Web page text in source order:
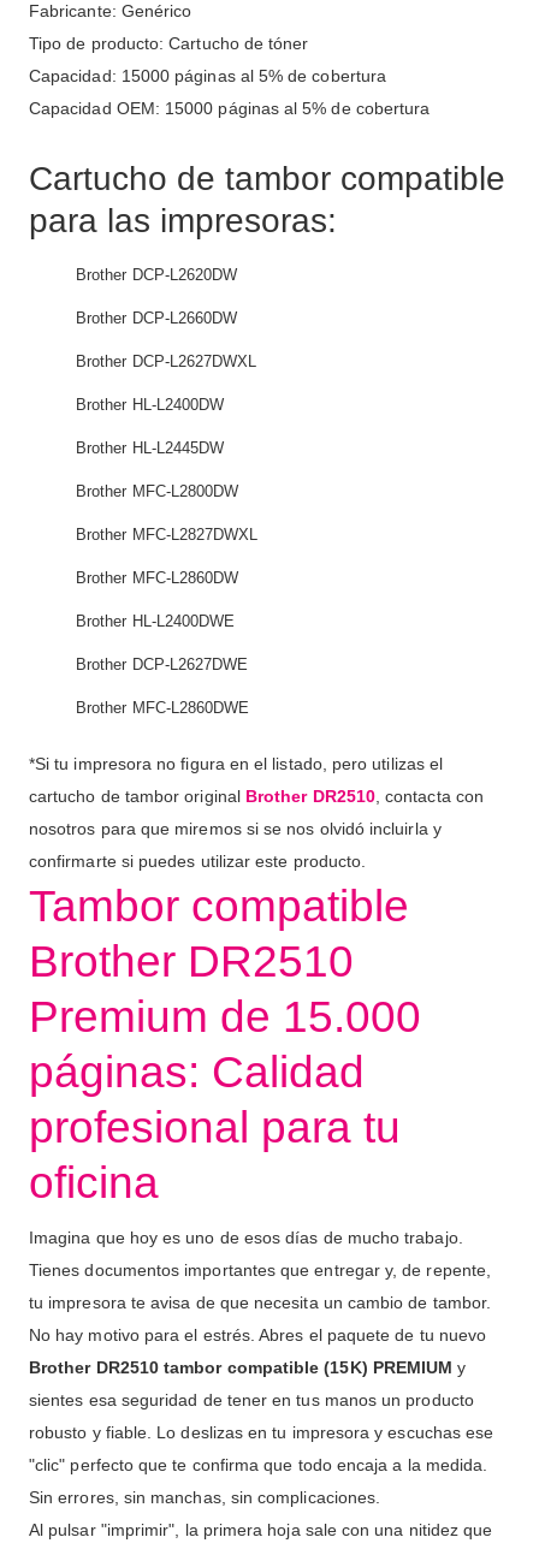
Fabricante: Genérico
Tipo de producto: Cartucho de tóner
Capacidad: 15000 páginas al 5% de cobertura
Capacidad OEM: 15000 páginas al 5% de cobertura
Cartucho de tambor compatible
para las impresoras:
Brother DCP-L2620DW
Brother DCP-L2660DW
Brother DCP-L2627DWXL
Brother HL-L2400DW
Brother HL-L2445DW
Brother MFC-L2800DW
Brother MFC-L2827DWXL
Brother MFC-L2860DW
Brother HL-L2400DWE
Brother DCP-L2627DWE
Brother MFC-L2860DWE
*Si tu impresora no figura en el listado, pero utilizas el
cartucho de tambor original Brother DR2510, contacta con
nosotros para que miremos si se nos olvidó incluirla y
confirmarte si puedes utilizar este producto.
Tambor compatible
Brother DR2510
Premium de 15.000
páginas: Calidad
profesional para tu
oficina
Imagina que hoy es uno de esos días de mucho trabajo.
Tienes documentos importantes que entregar y, de repente,
tu impresora te avisa de que necesita un cambio de tambor.
No hay motivo para el estrés. Abres el paquete de tu nuevo
Brother DR2510 tambor compatible (15K) PREMIUM y
sientes esa seguridad de tener en tus manos un producto
robusto y fiable. Lo deslizas en tu impresora y escuchas ese
"clic" perfecto que te confirma que todo encaja a la medida.
Sin errores, sin manchas, sin complicaciones.
Al pulsar "imprimir", la primera hoja sale con una nitidez que